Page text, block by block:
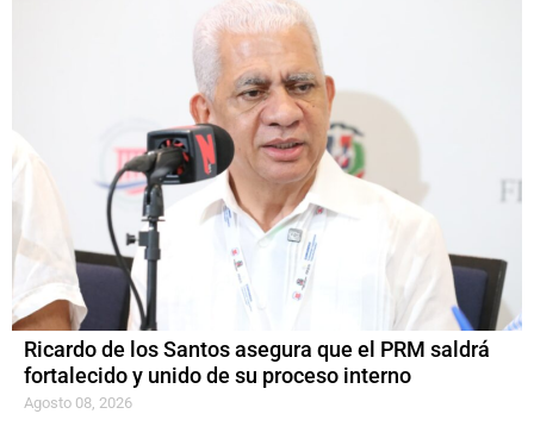
Ricardo de los Santos asegura que el PRM saldrá
fortalecido y unido de su proceso interno
Agosto 08, 2026